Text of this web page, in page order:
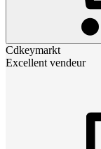
Cdkeymarkt
Excellent vendeur